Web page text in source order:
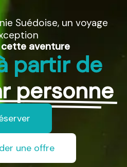
Suédoise, un voyage
cette aventure
partir de
personne
une offre